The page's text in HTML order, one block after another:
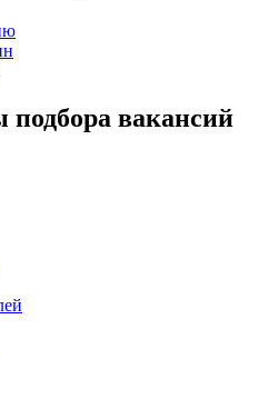
вакансий